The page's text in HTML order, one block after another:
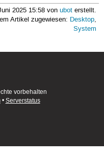
2025 15:58 vonubot erstellt.
Artikel zugewiesen: Desktop,
System
vorbehalten
• Serverstatus